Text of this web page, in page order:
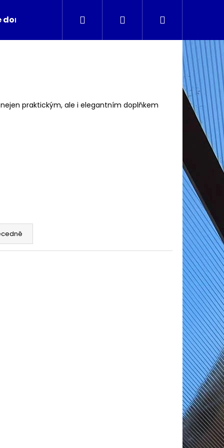
Dřevníky Doplňkové služby
Hledat PřihlášeníNákupní
košík
praktickým, ale i elegantním doplňkem
4 X 5 M